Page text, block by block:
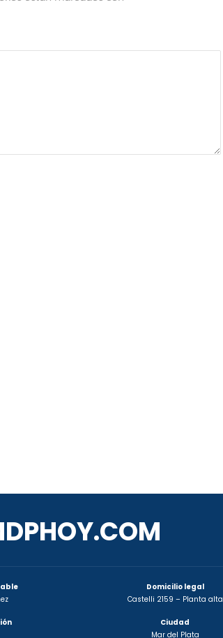
Domicilio legal
Castelli 2159 – Planta alta
Ciudad
Mar del Plata